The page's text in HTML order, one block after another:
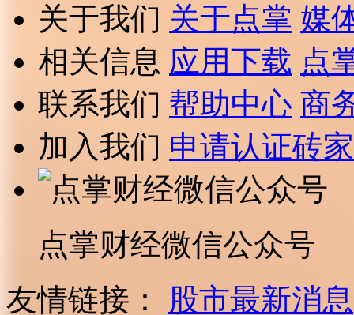
关于我们 关于点掌 媒
相关信息 应用下载 点
联系我们 帮助中心 商
加入我们 申请认证砖家
点掌财经微信公众号
友情链接：
股市最新消息